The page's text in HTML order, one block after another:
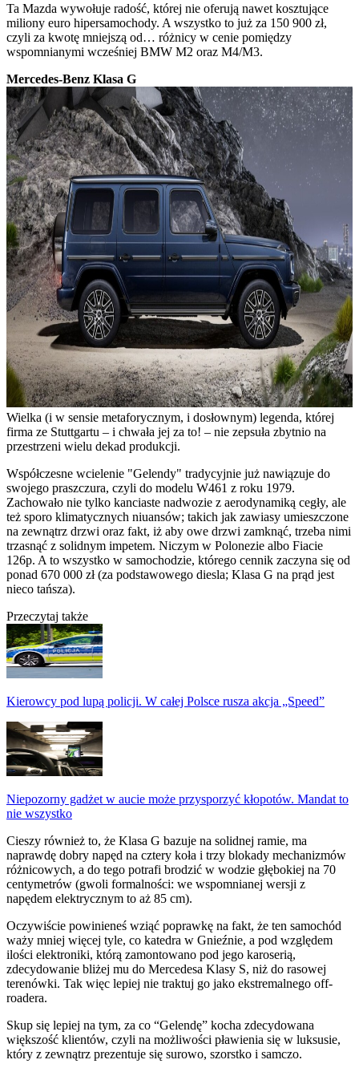
Ta Mazda wywołuje radość, której nie oferują nawet kosztujące
miliony euro hipersamochody. A wszystko to już za 150 900 zł,
czyli za kwotę mniejszą od… różnicy w cenie pomiędzy
wspomnianymi wcześniej BMW M2 oraz M4/M3.
Mercedes-Benz Klasa G
Wielka (i w sensie metaforycznym, i dosłownym) legenda, której
firma ze Stuttgartu – i chwała jej za to! – nie zepsuła zbytnio na
przestrzeni wielu dekad produkcji.
Współczesne wcielenie "Gelendy" tradycyjnie już nawiązuje do
swojego praszczura, czyli do modelu W461 z roku 1979.
Zachowało nie tylko kanciaste nadwozie z aerodynamiką cegły, ale
też sporo klimatycznych niuansów; takich jak zawiasy umieszczone
na zewnątrz drzwi oraz fakt, iż aby owe drzwi zamknąć, trzeba nimi
trzasnąć z solidnym impetem. Niczym w Polonezie albo Fiacie
126p. A to wszystko w samochodzie, którego cennik zaczyna się od
ponad 670 000 zł (za podstawowego diesla; Klasa G na prąd jest
nieco tańsza).
Przeczytaj także
Kierowcy pod lupą policji. W całej Polsce rusza akcja „Speed”
Niepozorny gadżet w aucie może przysporzyć kłopotów. Mandat to
nie wszystko
Cieszy również to, że Klasa G bazuje na solidnej ramie, ma
naprawdę dobry napęd na cztery koła i trzy blokady mechanizmów
różnicowych, a do tego potrafi brodzić w wodzie głębokiej na 70
centymetrów (gwoli formalności: we wspomnianej wersji z
napędem elektrycznym to aż 85 cm).
Oczywiście powinieneś wziąć poprawkę na fakt, że ten samochód
waży mniej więcej tyle, co katedra w Gnieźnie, a pod względem
ilości elektroniki, którą zamontowano pod jego karoserią,
zdecydowanie bliżej mu do Mercedesa Klasy S, niż do rasowej
terenówki. Tak więc lepiej nie traktuj go jako ekstremalnego off-
roadera.
Skup się lepiej na tym, za co “Gelendę” kocha zdecydowana
większość klientów, czyli na możliwości pławienia się w luksusie,
który z zewnątrz prezentuje się surowo, szorstko i samczo.